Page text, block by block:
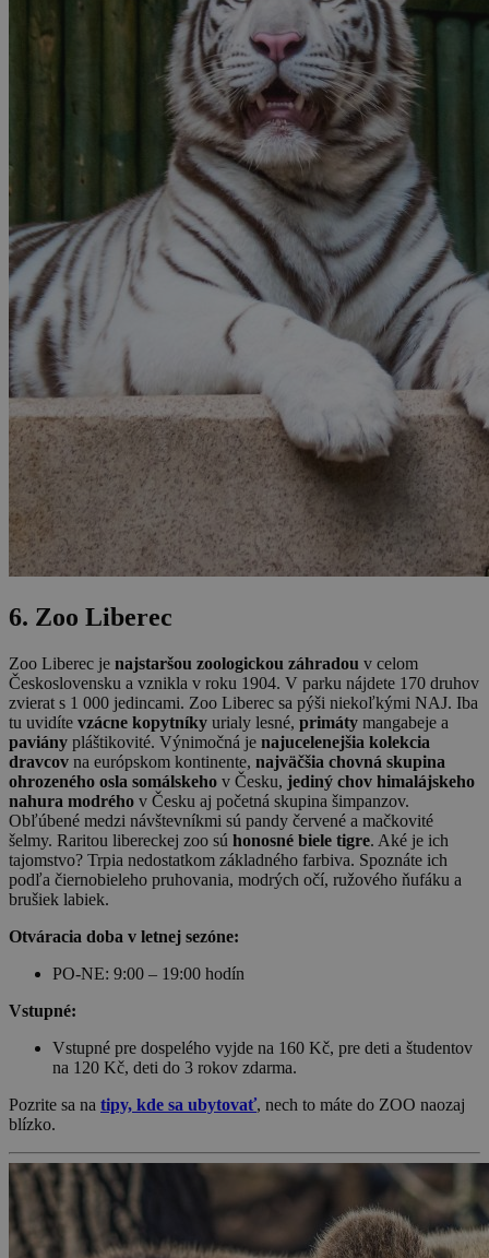
6. Zoo Liberec
Zoo Liberec je najstaršou zoologickou záhradou v celom
Československu a vznikla v roku 1904. V parku nájdete 170 druhov
zvierat s 1 000 jedincami. Zoo Liberec sa pýši niekoľkými NAJ. Iba
tu uvidíte vzácne kopytníky urialy lesné, primáty mangabeje a
paviány pláštikovité. Výnimočná je najucelenejšia kolekcia
dravcov na európskom kontinente, najväčšia chovná skupina
ohrozeného osla somálskeho v Česku, jediný chov himalájskeho
nahura modrého v Česku aj početná skupina šimpanzov.
Obľúbené medzi návštevníkmi sú pandy červené a mačkovité
šelmy. Raritou libereckej zoo sú honosné biele tigre. Aké je ich
tajomstvo? Trpia nedostatkom základného farbiva. Spoznáte ich
podľa čiernobieleho pruhovania, modrých očí, ružového ňufáku a
brušiek labiek.
Otváracia doba v letnej sezóne:
PO-NE: 9:00 – 19:00 hodín
Vstupné:
Vstupné pre dospelého vyjde na 160 Kč, pre deti a študentov
na 120 Kč, deti do 3 rokov zdarma.
Pozrite sa na tipy, kde sa ubytovať, nech to máte do ZOO naozaj
blízko.